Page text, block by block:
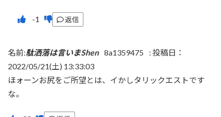
返信
名前:駄洒落は言いまShen 8a1359475 : 投稿日：
2022/05/21(土) 13:33:03
ほォーンお尻をご所望とは、イかしタリックエストです
な。